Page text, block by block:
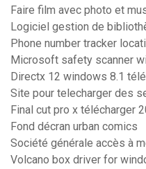
Faire film avec photo et
Logiciel gestion de
Phone number tracker
Microsoft safety scanner
Directx 12 windows 8.1
Site pour telecharger des
Final cut pro x télécharger
Fond décran urban comics
Société générale accès à
Volcano box driver for